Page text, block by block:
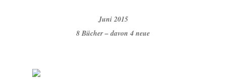
Juni 2015
8 Bücher – davon 4 neue